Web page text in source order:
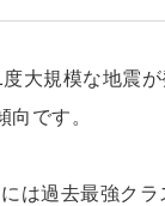
大規模な地震
です。
は過去最強ク